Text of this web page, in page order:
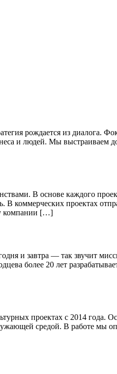
рождается из диалога.
и людей. Мы выстраиваем
В основе каждого
коммерческих проектах
у компании […]
и завтра — так звучит
более 20 лет
проектах с 2014 года.
средой. В работе мы